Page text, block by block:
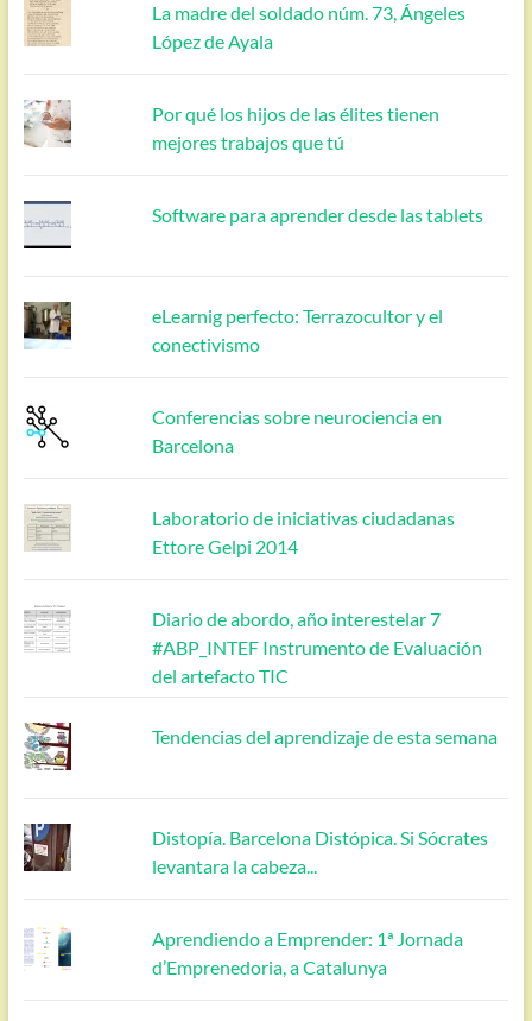
La madre del soldado núm. 73, Ángeles
López de Ayala
Por qué los hijos de las élites tienen
mejores trabajos que tú
Software para aprender desde las tablets
eLearnig perfecto: Terrazocultor y el
conectivismo
Conferencias sobre neurociencia en
Barcelona
Laboratorio de iniciativas ciudadanas
Ettore Gelpi 2014
Diario de abordo, año interestelar 7
#ABP_INTEF Instrumento de Evaluación
del artefacto TIC
Tendencias del aprendizaje de esta semana
Distopía. Barcelona Distópica. Si Sócrates
levantara la cabeza...
Aprendiendo a Emprender: 1ª Jornada
d’Emprenedoria, a Catalunya